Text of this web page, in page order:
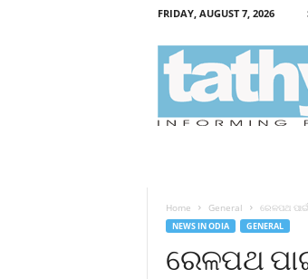
FRIDAY, AUGUST 7, 2026
Home General ରେଳପଥ
NEWS IN ODIA GENERAL
ରେଳପଥ